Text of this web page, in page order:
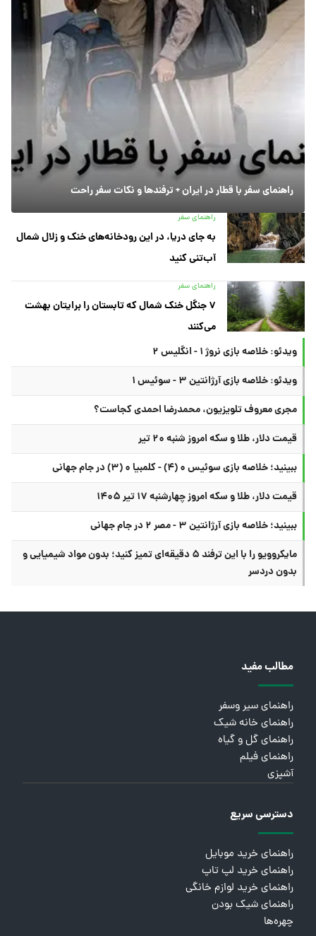
راهنمای سفر با قطار در ایران + ترفندها و نکات سفر راحت
راهنمای سفر
به جای دریا، در این رودخانه‌های خنک و زلال شمال
آب‌تنی کنید
راهنمای سفر
۷ جنگل خنک شمال که تابستان را برایتان بهشت
می‌کنند
ویدئو: خلاصه بازی نروژ ۱ - انگلیس ۲
ویدئو: خلاصه بازی آرژانتین ۳ - سوئیس ۱
مجری معروف تلویزیون، محمدرضا احمدی کجاست؟
قیمت دلار، طلا و سکه امروز شنبه ۲۰ تیر
ببینید؛ خلاصه بازی سوئیس ۰ (۴) - کلمبیا ۰ (۳) در جام جهانی
قیمت دلار، طلا و سکه امروز چهارشنبه ۱۷ تیر ۱۴۰۵
ببینید؛ خلاصه بازی آرژانتین ۳ - مصر ۲ در جام جهانی
مایکروویو را با این ترفند ۵ دقیقه‌ای تمیز کنید؛ بدون مواد شیمیایی و
بدون دردسر
مطالب مفید
راهنمای سیر وسفر
راهنمای خانه شیک
راهنمای گل و گیاه
راهنمای فیلم
آشپزی
دسترسی سریع
راهنمای خرید موبایل
راهنمای خرید لپ تاپ
راهنمای خرید لوازم خانگی
راهنمای شیک بودن
چهره‌ها